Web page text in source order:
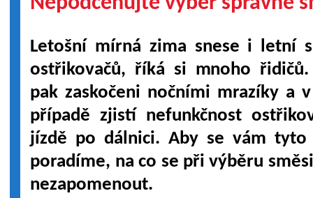
Letošní mírná zima snese i letní
ostřikovačů, říká si mnoho
pak zaskočeni nočními mrazíky a
případě zjistí nefunkčnost
jízdě po dálnici. Aby se vám tyto
poradíme, na co se při výběru
nezapomenout.